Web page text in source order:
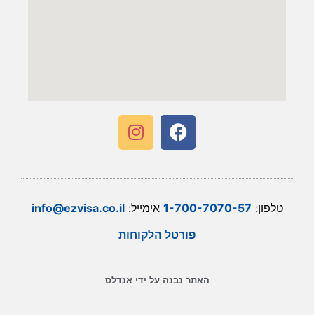
טלפון: 1-700-7070-57 אימייל:info@ezvisa.co.il
פורטל הלקוחות
האתר נבנה על ידי אנדלס